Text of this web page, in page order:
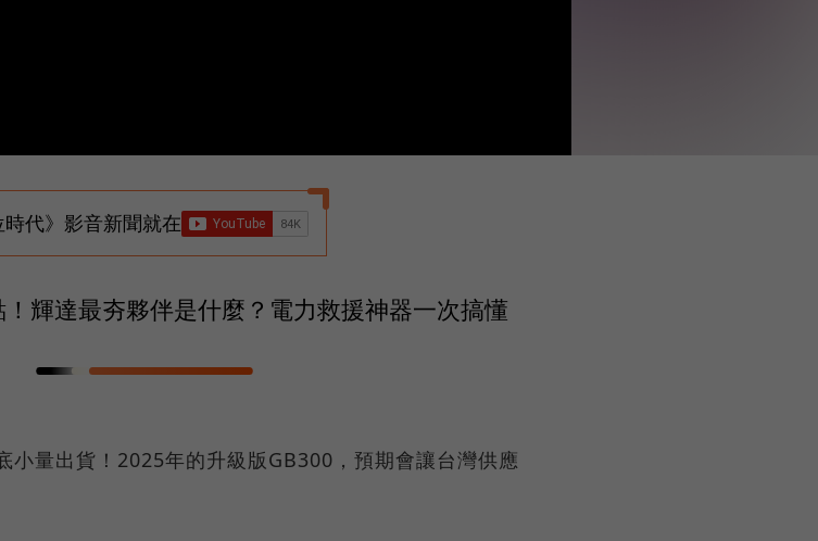
代》影音新聞就在
輝達最夯夥伴是什麼？電力救援神器一次搞懂
小量出貨！2025年的升級版GB300，預期會讓台灣供應